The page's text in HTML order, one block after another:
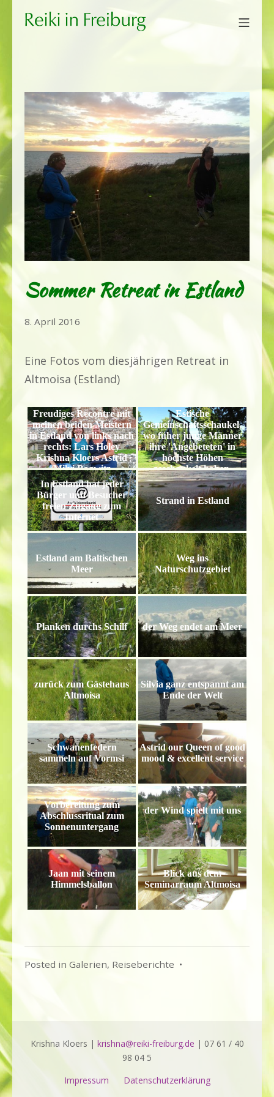
Inhalt
Reiki in Freiburg
Sommer Retreat in Estland
8. April 2016
Eine Fotos vom diesjährigen Retreat in
Altmoisa (Estland)
Freudiges Recontre mit
meinen beiden Meistern
in Estland von links nach
rechts: Lars Holey
Krishna Kloers Astrid
Milvi Bagwitz
Estische
Gemeinschaftsschaukel,
wo füher junge Männer
ihre 'Angebeteten' in
höchste Höhen
geschaukelt haben.
In Estland hat jeder
Bürger und Besucher
freien Zugang zum
Internet
Strand in Estland
Estland am Baltischen
Meer
Weg ins
Naturschutzgebiet
Planken durchs Schilf der Weg endet am Meer
zurück zum Gästehaus
Altmoisa
Silvia ganz entspannt am
Ende der Welt
Schwanenfedern
sammeln auf Vormsi
Astrid our Queen of good
mood & excellent service
Vorbereitung zum
Abschlussritual zum
Sonnenuntergang
der Wind spielt mit uns
...
Jaan mit seinem
Himmelsballon
Blick aus dem
Seminarraum Altmoisa
Posted in Galerien, Reiseberichte •
Krishna Kloers | krishna@reiki-freiburg.de | 07 61 / 40
98 04 5
Impressum
Datenschutzerklärung